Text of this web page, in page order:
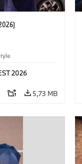
2026
5,73 MB